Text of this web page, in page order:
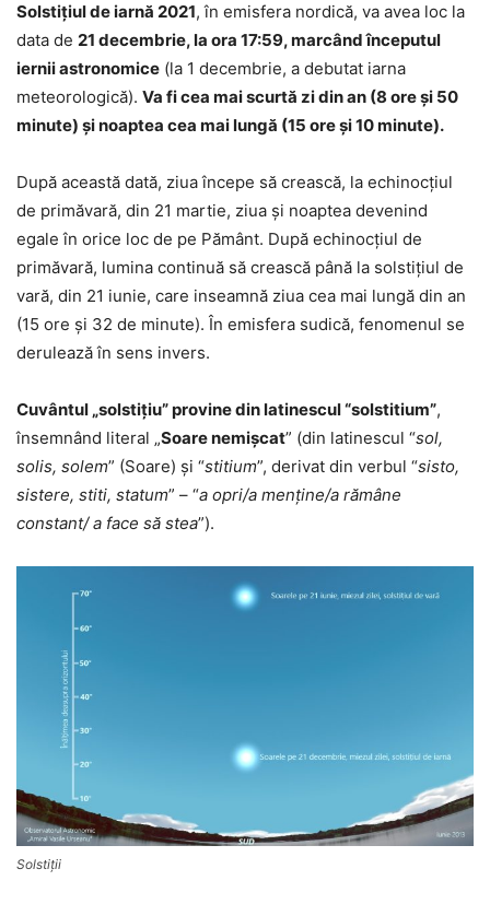
Solstiţiul de iarnă 2021, în emisfera nordică, va avea loc la
data de 21 decembrie, la ora 17:59, marcând începutul
iernii astronomice (la 1 decembrie, a debutat iarna
meteorologică). Va fi cea mai scurtă zi din an (8 ore și 50
minute) şi noaptea cea mai lungă (15 ore și 10 minute).
După această dată, ziua începe să crească, la echinocţiul
de primăvară, din 21 martie, ziua şi noaptea devenind
egale în orice loc de pe Pământ. După echinocţiul de
primăvară, lumina continuă să crească până la solstiţiul de
vară, din 21 iunie, care inseamnă ziua cea mai lungă din an
(15 ore şi 32 de minute). În emisfera sudică, fenomenul se
derulează în sens invers.
Cuvântul „solstițiu” provine din latinescul “solstitium”,
însemnând literal „Soare nemişcat” (din latinescul “sol,
solis, solem” (Soare) şi “stitium”, derivat din verbul “sisto,
sistere, stiti, statum” – “a opri/a menţine/a rămâne
constant/ a face să stea”).
Solstiţii